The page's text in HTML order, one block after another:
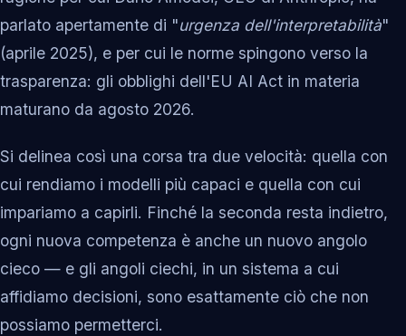
parlato apertamente di "urgenza dell'interpretabilità"
(aprile 2025), e per cui le norme spingono verso la
trasparenza: gli obblighi dell'EU AI Act in materia
maturano da agosto 2026.
Si delinea così una corsa tra due velocità: quella con
cui rendiamo i modelli più capaci e quella con cui
impariamo a capirli. Finché la seconda resta indietro,
ogni nuova competenza è anche un nuovo angolo
cieco — e gli angoli ciechi, in un sistema a cui
affidiamo decisioni, sono esattamente ciò che non
possiamo permetterci.